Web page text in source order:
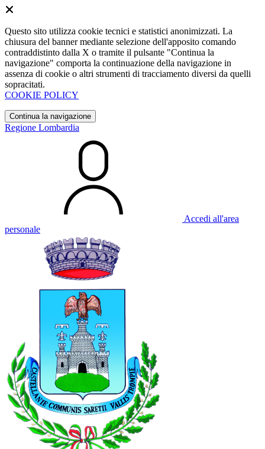
Questo sito utilizza cookie tecnici e statistici anonimizzati. La
chiusura del banner mediante selezione dell'apposito comando
contraddistinto dalla X o tramite il pulsante "Continua la
navigazione" comporta la continuazione della navigazione in
assenza di cookie o altri strumenti di tracciamento diversi da quelli
sopracitati.
COOKIE POLICY
Continua la navigazione
Regione Lombardia
Accedi all'area
personale